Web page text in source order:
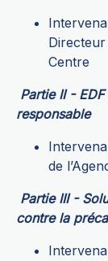
Centre
Partie II -
responsable
de
Partie III -
contre la